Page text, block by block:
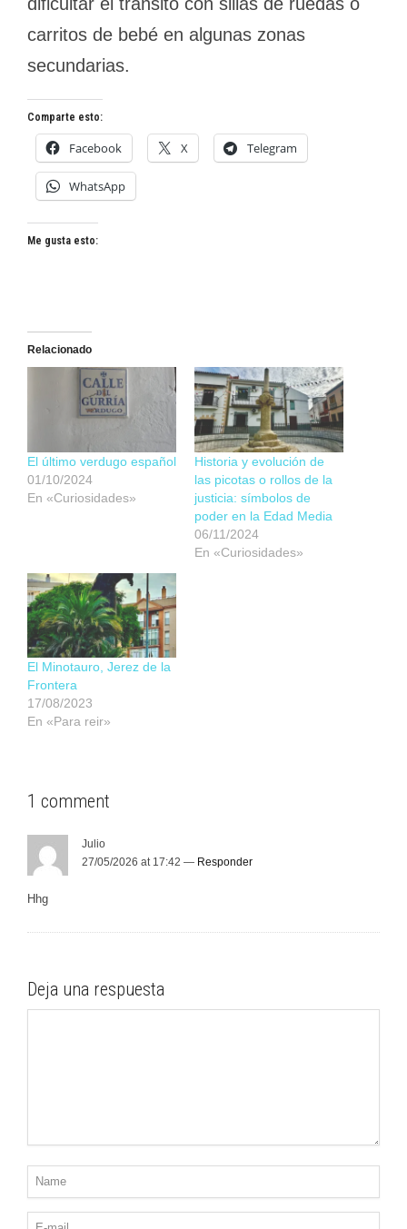
carritos de bebé en algunas zonas
secundarias.
Comparte esto:
Facebook X Telegram
WhatsApp
Me gusta esto:
Relacionado
El último verdugo español
01/10/2024
En «Curiosidades»
Historia y evolución de
las picotas o rollos de la
justicia: símbolos de
poder en la Edad Media
06/11/2024
En «Curiosidades»
El Minotauro, Jerez de la
Frontera
17/08/2023
En «Para reir»
1 comment
Julio
27/05/2026 at 17:42 — Responder
Hhg
Deja una respuesta